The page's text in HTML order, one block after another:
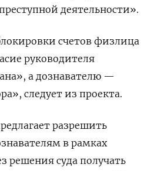
деятельности».
счетов физлица
руководителя
а дознавателю —
следует из проекта.
разрешить
в рамках
решения суда получать